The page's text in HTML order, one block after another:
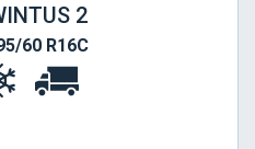
2
60 R16C